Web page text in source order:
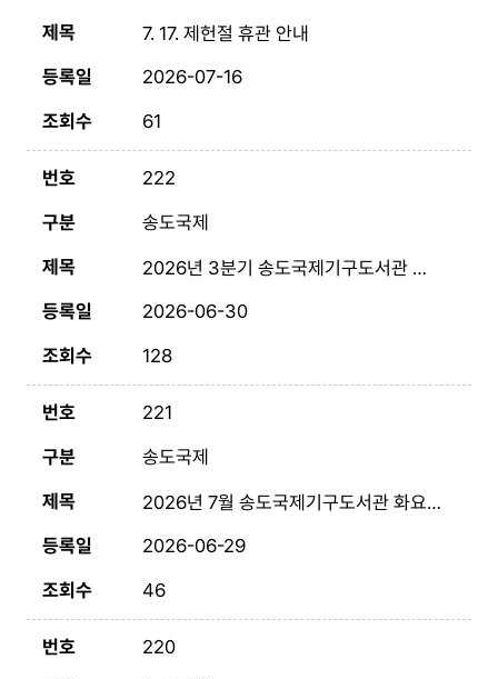
7. 17. 제헌절 휴관 안내
2026-07-16
61
222
송도국제
2026년 3분기 송도국제기구도서관 테마도서전
2026-06-30
128
221
송도국제
2026년 7월 송도국제기구도서관 화요 시네마
2026-06-29
46
220